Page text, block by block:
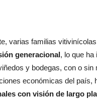
varias familias
generacional, lo que ha
y bodegas, con o sin
económicas del país,
con visión de largo